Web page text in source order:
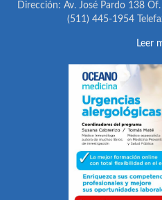
Dirección: Av. José Pardo 138
(511) 445-1954
Leer